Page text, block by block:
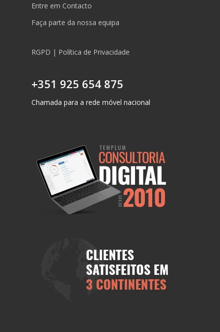
Entre em Contacto
Faça parte da nossa equipa
RGPD | Política de Privacidade
+351 925 654 875
Chamada para a rede móvel nacional